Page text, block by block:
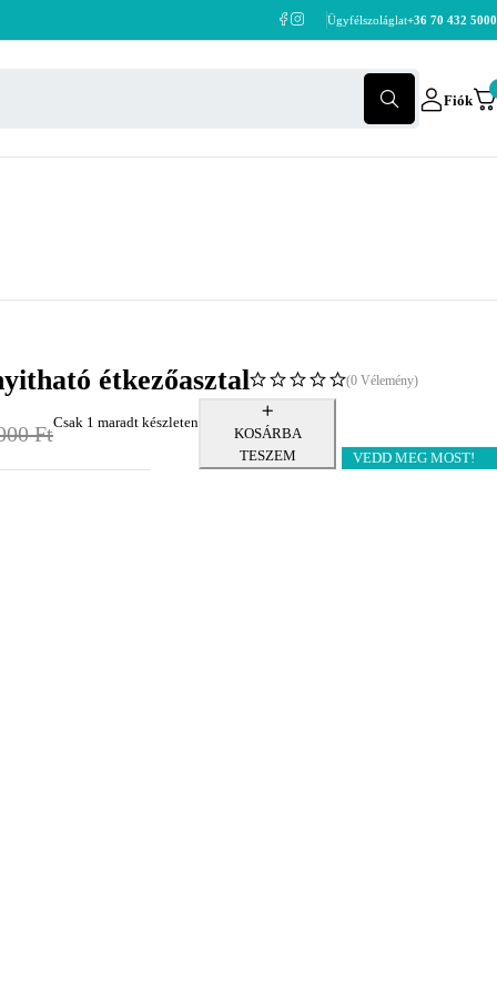
Ügyfélszoláglat+36 70 432 5000
Fiók
étkezőasztal (0 Vélemény)
FtCsak 1 maradt készleten
KOSÁRBA
TESZEM
VEDD MEG MOST!